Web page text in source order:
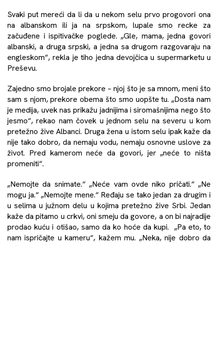
Svaki put mereći da li da u nekom selu prvo progovori ona
na albanskom ili ja na srpskom, lupale smo recke za
začuđene i ispitivačke poglede. „Gle, mama, jedna govori
albanski, a druga srpski, a jedna sa drugom razgovaraju na
engleskom“, rekla je tiho jedna devojčica u supermarketu u
Preševu.
Zajedno smo brojale prekore – njoj što je sa mnom, meni što
sam s njom, prekore obema što smo uopšte tu. „Dosta nam
je medija, uvek nas prikažu jadnijima i siromašnijima nego što
jesmo“, rekao nam čovek u jednom selu na severu u kom
pretežno žive Albanci. Druga žena u istom selu ipak kaže da
nije tako dobro, da nemaju vodu, nemaju osnovne uslove za
život. Pred kamerom neće da govori, jer „neće to ništa
promeniti“.
„Nemojte da snimate.“ „Neće vam ovde niko pričati.“ „Ne
mogu ja.“ „Nemojte mene.“ Ređaju se tako jedan za drugim i
u selima u južnom delu u kojima pretežno žive Srbi. Jedan
kaže da pitamo u crkvi, oni smeju da govore, a on bi najradije
prodao kuću i otišao, samo da ko hoće da kupi. „Pa eto, to
nam ispričajte u kameru“, kažem mu. „Neka, nije dobro da
kažem pravu istinu”, odgovara on.